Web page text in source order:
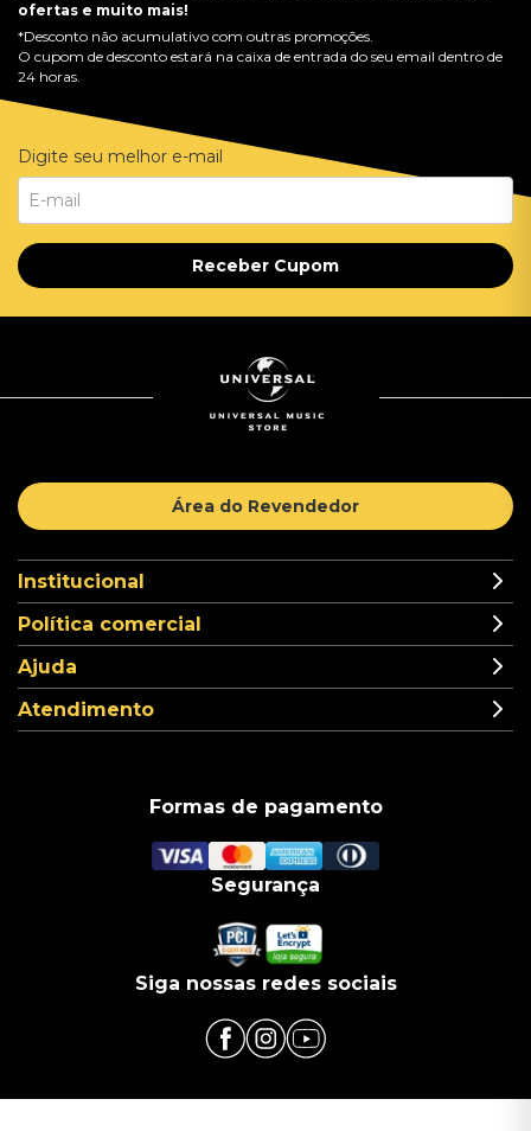
ofertas e muito mais!
*Desconto não acumulativo com outras promoções.
O cupom de desconto estará na caixa de entrada do seu email dentro de
24 horas.
Digite seu melhor e-mail
Receber Cupom
Área do Revendedor
Institucional
Política comercial
Ajuda
Atendimento
Formas de pagamento
Segurança
Siga nossas redes sociais